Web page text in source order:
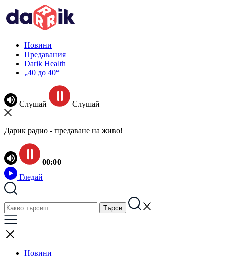
Новини
Предавания
Darik Health
„40 до 40“
Слушай Слушай
Дарик радио - предаване на живо!
00:00
Гледай
Новини